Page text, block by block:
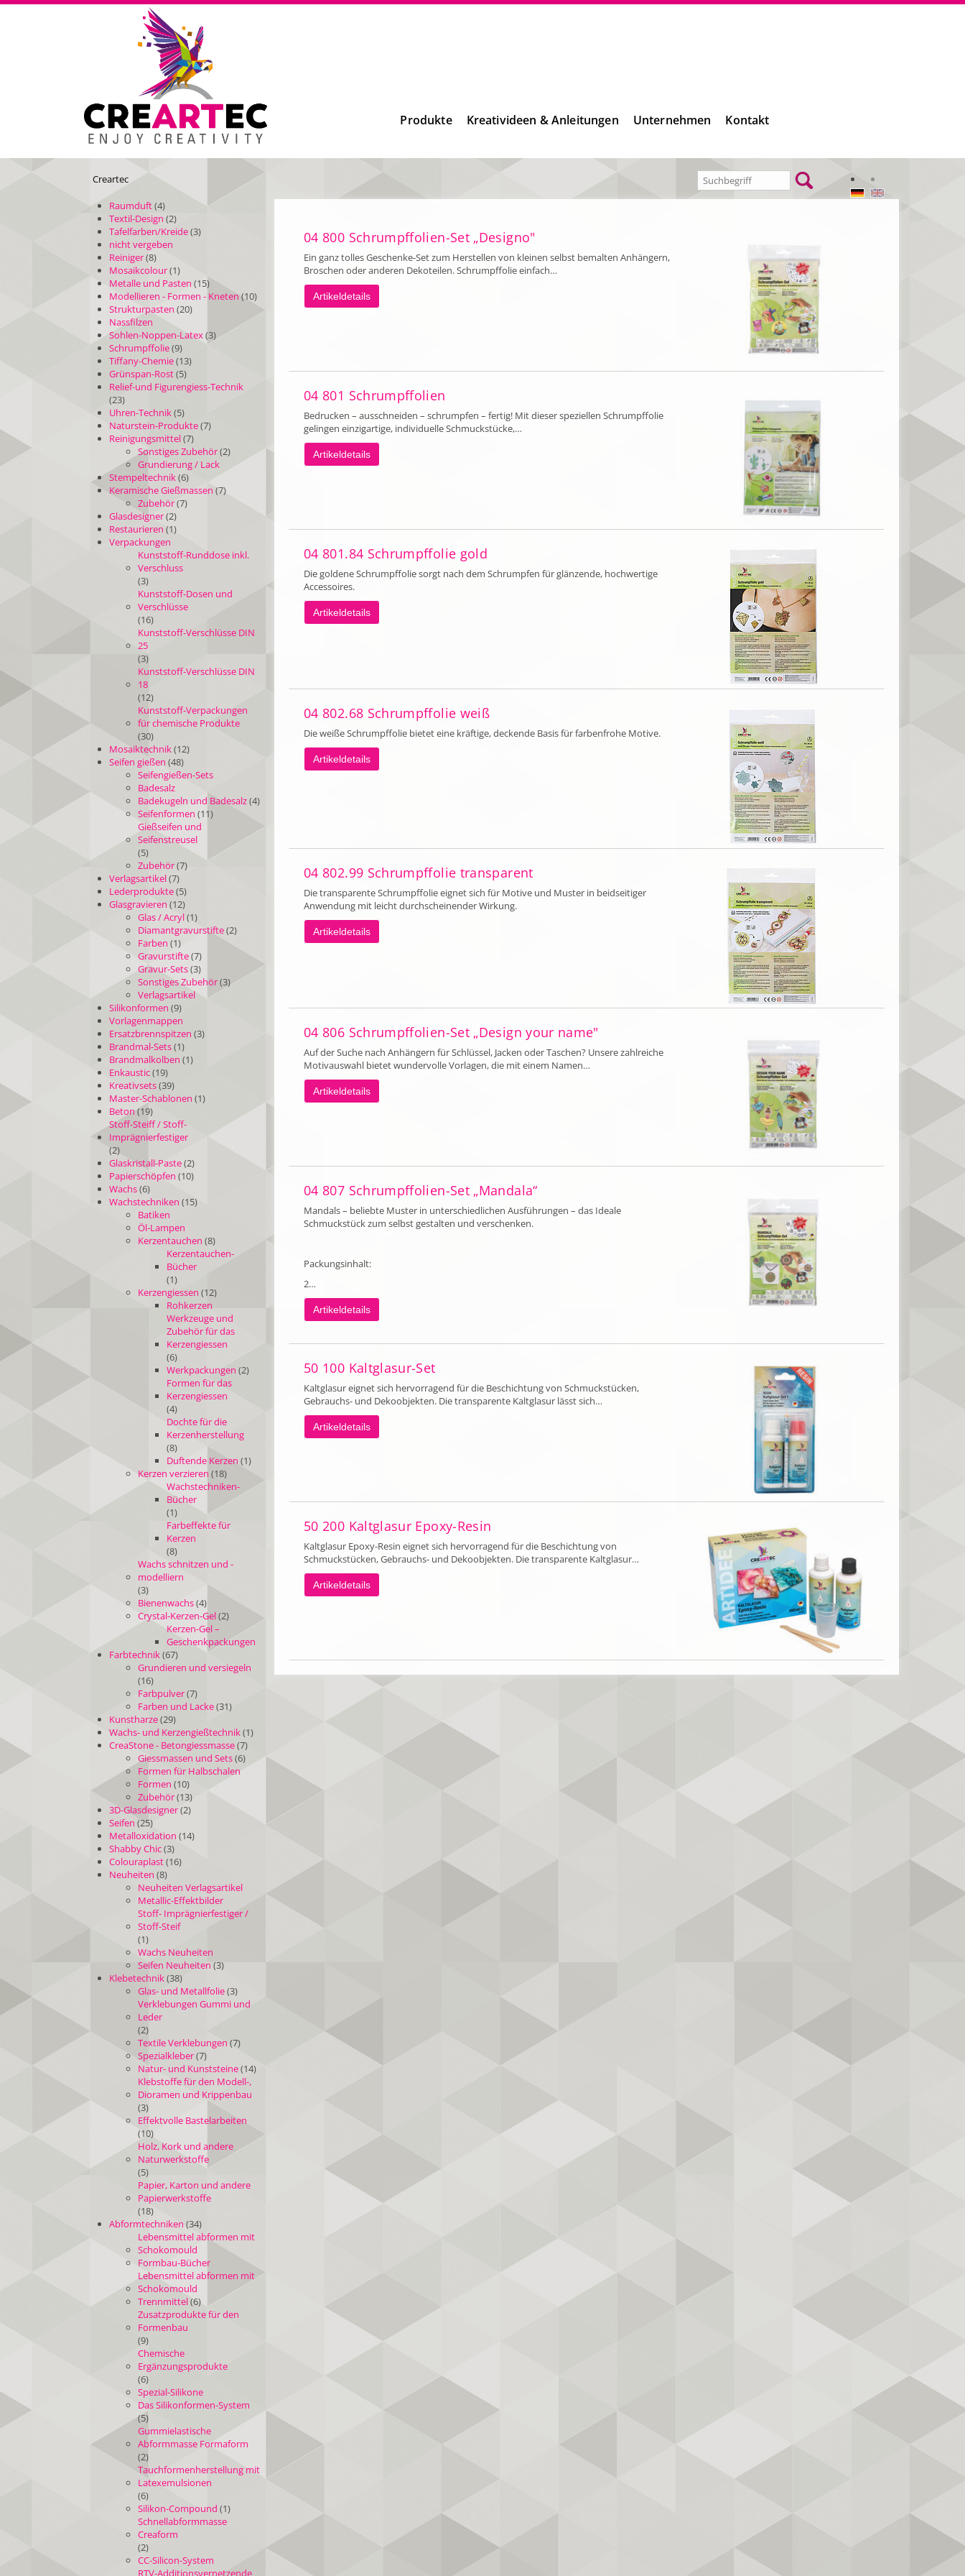
Produkte Kreativideen & Anleitungen Unternehmen Kontakt
Creartec
Raumduft(4)
Textil-Design (2)
Tafelfarben/Kreide(3)
nicht vergeben
Reiniger(8)
Mosaikcolour(1)
Metalle und Pasten (15)
Modellieren - Formen - Kneten (10)
Strukturpasten (20)
Nassfilzen
Sohlen-Noppen-Latex(3)
Schrumpffolie(9)
Tiffany-Chemie(13)
Grünspan-Rost(5)
Relief-und Figurengiess-Technik
(23)
Uhren-Technik(5)
Naturstein-Produkte(7)
Reinigungsmittel(7)
Sonstiges Zubehör(2)
Grundierung / Lack
Stempeltechnik(6)
Keramische Gießmassen (7)
Zubehör(7)
Glasdesigner(2)
Restaurieren (1)
Verpackungen
Kunststoff-Runddose inkl.
Verschluss
(3)
Kunststoff-Dosen und
Verschlüsse
(16)
Kunststoff-Verschlüsse DIN
25
(3)
Kunststoff-Verschlüsse DIN
18
(12)
Kunststoff-Verpackungen
für chemische Produkte
(30)
Mosaiktechnik(12)
Seifen gießen (48)
Seifengießen-Sets
Badesalz
Badekugeln und Badesalz(4)
Seifenformen (11)
Gießseifen und
Seifenstreusel
(5)
Zubehör(7)
Verlagsartikel(7)
Lederprodukte(5)
Glasgravieren (12)
Glas / Acryl(1)
Diamantgravurstifte(2)
Farben (1)
Gravurstifte(7)
Gravur-Sets(3)
Sonstiges Zubehör(3)
Verlagsartikel
Silikonformen (9)
Vorlagenmappen
Ersatzbrennspitzen (3)
Brandmal-Sets(1)
Brandmalkolben (1)
Enkaustic(19)
Kreativsets(39)
Master-Schablonen (1)
Beton(19)
Stoff-Steiff / Stoff-
Imprägnierfestiger
(2)
Glaskristall-Paste(2)
Papierschöpfen (10)
Wachs(6)
Wachstechniken (15)
Batiken
Öl-Lampen
Kerzentauchen (8)
Kerzentauchen-
Bücher
(1)
Kerzengiessen (12)
Rohkerzen
Werkzeuge und
Zubehör für das
Kerzengiessen
(6)
Werkpackungen (2)
Formen für das
Kerzengiessen
(4)
Dochte für die
Kerzenherstellung
(8)
Duftende Kerzen (1)
Kerzen verzieren (18)
Wachstechniken-
Bücher
(1)
Farbeffekte für
Kerzen
(8)
Wachs schnitzen und -
modelliern
(3)
Bienenwachs(4)
Crystal-Kerzen-Gel(2)
Kerzen-Gel –
Geschenkpackungen
Farbtechnik(67)
Grundieren und versiegeln
(16)
Farbpulver(7)
Farben und Lacke(31)
Kunstharze(29)
Wachs- und Kerzengießtechnik(1)
CreaStone - Betongiessmasse(7)
Giessmassen und Sets(6)
Formen für Halbschalen
Formen (10)
Zubehör(13)
3D-Glasdesigner(2)
Seifen (25)
Metalloxidation (14)
Shabby Chic(3)
Colouraplast(16)
Neuheiten (8)
Neuheiten Verlagsartikel
Metallic-Effektbilder
Stoff- Imprägnierfestiger /
Stoff-Steif
(1)
Wachs Neuheiten
Seifen Neuheiten (3)
Klebetechnik(38)
Glas- und Metallfolie(3)
Verklebungen Gummi und
Leder
(2)
Textile Verklebungen (7)
Spezialkleber(7)
Natur- und Kunststeine(14)
Klebstoffe für den Modell-,
Dioramen und Krippenbau
(3)
Effektvolle Bastelarbeiten
(10)
Holz, Kork und andere
Naturwerkstoffe
(5)
Papier, Karton und andere
Papierwerkstoffe
(18)
Abformtechniken (34)
Lebensmittel abformen mit
Schokomould
Formbau-Bücher
Lebensmittel abformen mit
Schokomould
Trennmittel(6)
Zusatzprodukte für den
Formenbau
(9)
Chemische
Ergänzungsprodukte
(6)
Spezial-Silikone
Das Silikonformen-System
(5)
Gummielastische
Abformmasse Formaform
(2)
Tauchformenherstellung mit
Latexemulsionen
(6)
Silikon-Compound (1)
Schnellabformmasse
Creaform
(2)
CC-Silicon-System
RTV-Additionsvernetzende
04 800 Schrumpffolien-Set „Designo"
Ein ganz tolles Geschenke-Set zum Herstellen von kleinen selbst bemalten Anhängern,
Broschen oder anderen Dekoteilen. Schrumpffolie einfach…
Artikeldetails
04 801 Schrumpffolien
Bedrucken – ausschneiden – schrumpfen – fertig! Mit dieser speziellen Schrumpffolie
gelingen einzigartige, individuelle Schmuckstücke,…
Artikeldetails
04 801.84 Schrumpffolie gold
Die goldene Schrumpffolie sorgt nach dem Schrumpfen für glänzende, hochwertige
Accessoires.
Artikeldetails
04 802.68 Schrumpffolie weiß
Die weiße Schrumpffolie bietet eine kräftige, deckende Basis für farbenfrohe Motive.
Artikeldetails
04 802.99 Schrumpffolie transparent
Die transparente Schrumpffolie eignet sich für Motive und Muster in beidseitiger
Anwendung mit leicht durchscheinender Wirkung.
Artikeldetails
04 806 Schrumpffolien-Set „Design your name"
Auf der Suche nach Anhängern für Schlüssel, Jacken oder Taschen? Unsere zahlreiche
Motivauswahl bietet wundervolle Vorlagen, die mit einem Namen…
Artikeldetails
04 807 Schrumpffolien-Set „Mandala“
Mandals – beliebte Muster in unterschiedlichen Ausführungen – das Ideale
Schmuckstück zum selbst gestalten und verschenken.
Packungsinhalt:
2…
Artikeldetails
50 100 Kaltglasur-Set
Kaltglasur eignet sich hervorragend für die Beschichtung von Schmuckstücken,
Gebrauchs- und Dekoobjekten. Die transparente Kaltglasur lässt sich…
Artikeldetails
50 200 Kaltglasur Epoxy-Resin
Kaltglasur Epoxy-Resin eignet sich hervorragend für die Beschichtung von
Schmuckstücken, Gebrauchs- und Dekoobjekten. Die transparente Kaltglasur…
Artikeldetails